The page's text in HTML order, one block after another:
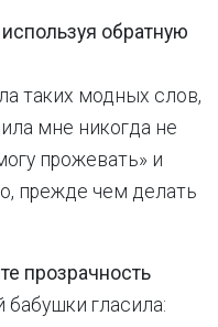
обратную
таких модных слов,
мне никогда не
прожевать» и
прежде чем делать
прозрачность
гласила: